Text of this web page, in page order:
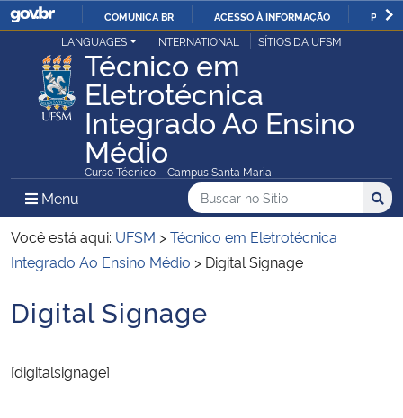
IR
PARA
O
CONTEÚDO
COMUNICA BR ACESSO À INFORMAÇÃO
Ministério da Justiça e Segurança Pública
Ministério da Defesa
Ministério das Relações Exteriores
Ministério da Infraestrutura
Ministério da Agricultura, Pecuária e Abastecimento
Ministério da Educação
LANGUAGES INTERNATIONAL SÍTIOS DA UFSM
Técnico em
Eletrotécnica
Integrado Ao Ensino
Médio
Curso Técnico – Campus Santa Maria
Menu Menu Principal do Sítio
Busca
Buscar no no Sítio
Busca:
Você está aqui: UFSM >Técnico em Eletrotécnica
Integrado Ao Ensino Médio > Digital Signage
Início do conteúdo
Digital Signage
[digitalsignage]